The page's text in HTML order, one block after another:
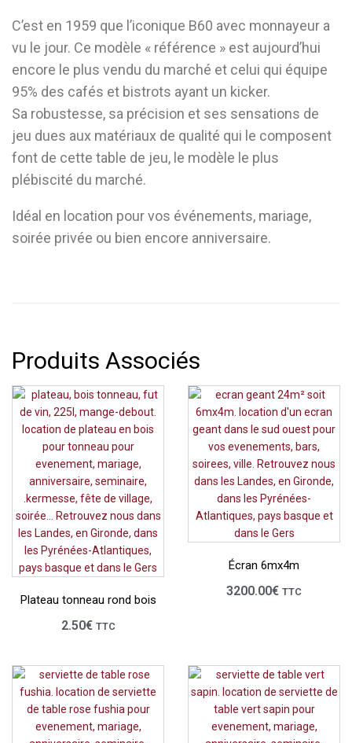
C’est en 1959 que l’iconique B60 avec monnayeur a
vu le jour. Ce modèle « référence » est aujourd’hui
encore le plus vendu du marché et celui qui équipe
95% des cafés et bistrots ayant un kicker.
Sa robustesse, sa précision et ses sensations de
jeu dues aux matériaux de qualité qui le composent
font de cette table de jeu, le modèle le plus
plébiscité du marché.
Idéal en location pour vos événements, mariage,
soirée privée ou bien encore anniversaire.
Produits Associés
Plateau tonneau rond bois
2.50€ TTC
Écran 6mx4m
3200.00€ TTC